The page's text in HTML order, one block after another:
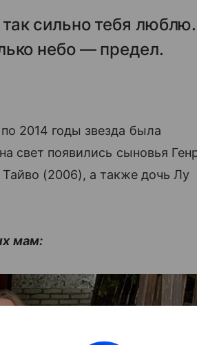
сильно тебя люблю.
небо — предел.
2014 годы звезда была
свет появились сыновья
(2006), а также дочь Лу
мам: